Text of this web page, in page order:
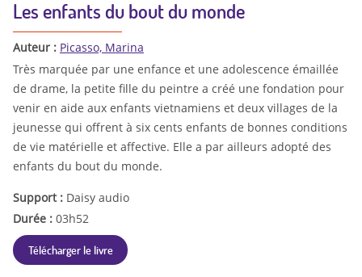
Les enfants du bout du monde
Auteur : Picasso, Marina
Très marquée par une enfance et une adolescence émaillée
de drame, la petite fille du peintre a créé une fondation pour
venir en aide aux enfants vietnamiens et deux villages de la
jeunesse qui offrent à six cents enfants de bonnes conditions
de vie matérielle et affective. Elle a par ailleurs adopté des
enfants du bout du monde.
Support : Daisy audio
Durée : 03h52
Télécharger le livre